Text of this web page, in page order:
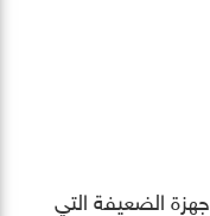
الضعيفة التي